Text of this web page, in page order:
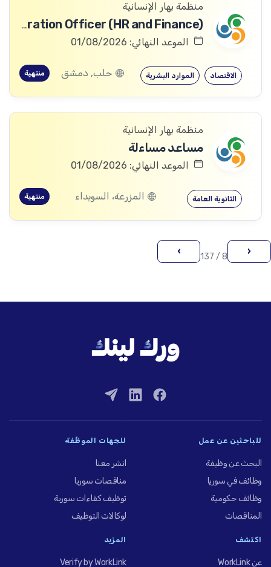
منظمة بهار الإنسانية
Operation Officer (HR and Finance)
الموعد النهائي: 01/08/2026
الموارد البشرية الاقتصاد حلب, دمشق منتهية
منظمة بهار الإنسانية
مساعد مساءلة
الموعد النهائي: 01/08/2026
الثانوية العامة المزرعة، السويداء منتهية
‹
8 / 137
›
للباحثين عن عمل
البحث عن وظيفة
وظائف في سوريا
وظائف حكومية
المناقصات
للجهات الموظِّفة
انشر معنا
مناقصات سوريا
توظيف كفاءات سورية
لوكالات التوظيف
اكتشف
عن WorkLink
المزيد
Verify by WorkLink